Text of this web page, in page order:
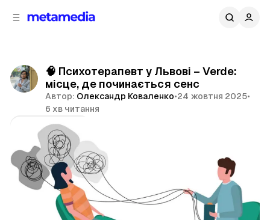
🧠 Психотерапевт у Львові – Verde:
місце, де починається сенс
Автор: Олександр Коваленко•24 жовтня 2025•
6 хв читання
Поділитися